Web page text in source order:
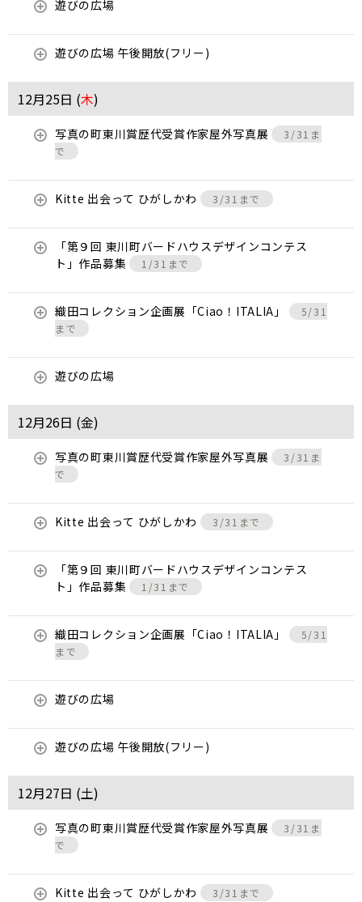
遊びの広場
遊びの広場 午後開放(フリー)
12月25日 (木)
写真の町東川賞歴代受賞作家屋外写真展
3/31ま
で
Kitte 出会って ひがしかわ 3/31まで
「第９回 東川町バードハウスデザインコンテス
ト」作品募集
1/31まで
織田コレクション企画展「Ciao！ITALIA」
5/31
まで
遊びの広場
12月26日 (金)
写真の町東川賞歴代受賞作家屋外写真展
3/31ま
で
Kitte 出会って ひがしかわ 3/31まで
「第９回 東川町バードハウスデザインコンテス
ト」作品募集
1/31まで
織田コレクション企画展「Ciao！ITALIA」
5/31
まで
遊びの広場
遊びの広場 午後開放(フリー)
12月27日 (土)
写真の町東川賞歴代受賞作家屋外写真展
3/31ま
で
Kitte 出会って ひがしかわ 3/31まで